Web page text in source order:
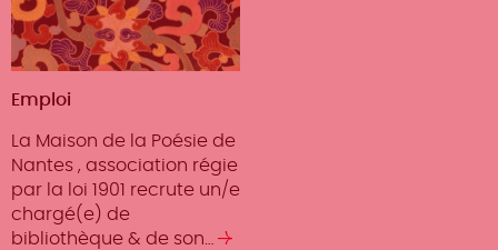
Type
Emploi
La Maison de la Poésie de
Nantes , association régie
par la loi 1901 recrute un/e
chargé(e) de
bibliothèque & de son…